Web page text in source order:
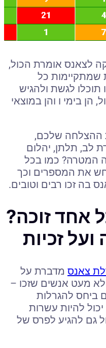
לצאנס אומרת הכול,
שמתקיימות כל
לגשת ולהגיש
הן בימי ו והן במוצאי
ההצלחה שלכם,
לב, תלתן, יהלום
המטרה? כמו בכל
את המספרים וכך
בה זכו רבים וטובים.
אחד זוכה?
זכיות
צאנס מדברת על
מעט אנשים שזכו –
ביחס להגרלות
להיות עשרות
גם להגיע לפרס של